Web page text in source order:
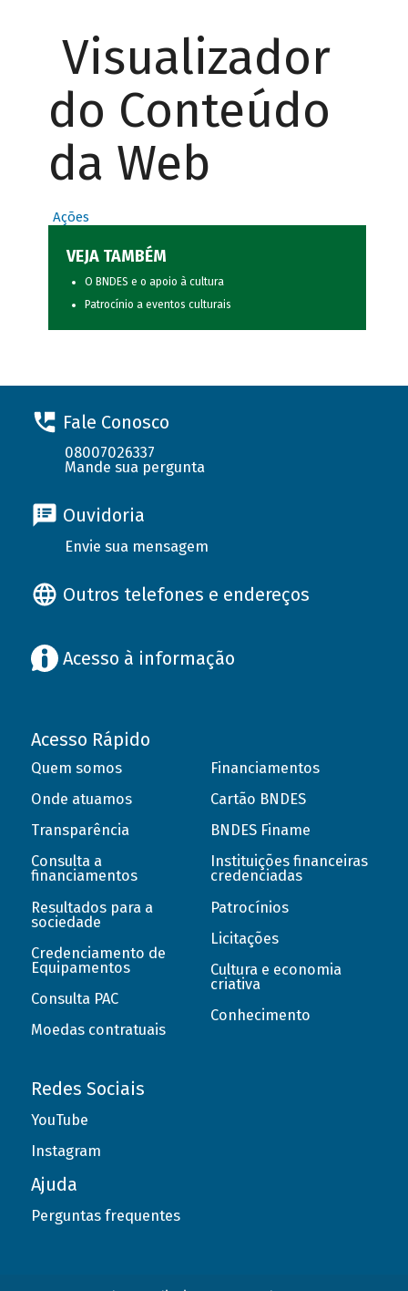
Visualizador
do Conteúdo
da Web
Ações
VEJA TAMBÉM
O BNDES e o apoio à cultura
Patrocínio a eventos culturais
Fale Conosco
08007026337
Mande sua pergunta
Ouvidoria
Envie sua mensagem
Outros telefones e endereços
Acesso à informação
Acesso Rápido
Quem somos
Onde atuamos
Transparência
Consulta a
financiamentos
Resultados para a
sociedade
Credenciamento de
Equipamentos
Consulta PAC
Moedas contratuais
Financiamentos
Cartão BNDES
BNDES Finame
Instituições financeiras
credenciadas
Patrocínios
Licitações
Cultura e economia
criativa
Conhecimento
Redes Sociais
YouTube
Instagram
Ajuda
Perguntas frequentes